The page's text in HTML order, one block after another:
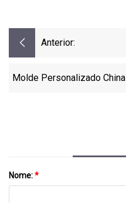
Anterior:
Molde Personalizado China
Nome:*